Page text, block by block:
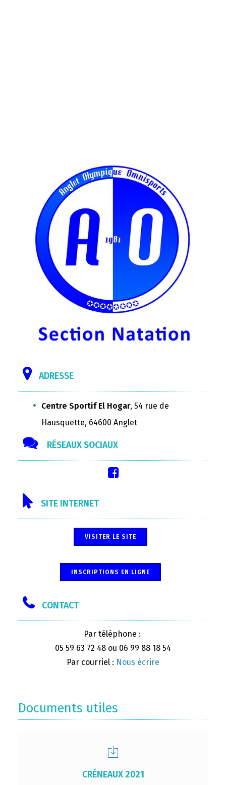
ADRESSE
Centre Sportif El Hogar, 54 rue de
Hausquette, 64600 Anglet
RÉSEAUX SOCIAUX
SITE INTERNET
VISITER LE SITE
INSCRIPTIONS EN LIGNE
CONTACT
Par téléphone :
05 59 63 72 48 ou 06 99 88 18 54
Par courriel : Nous écrire
Documents utiles
CRÉNEAUX 2021